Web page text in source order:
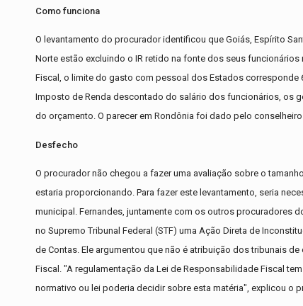
Como funciona
O levantamento do procurador identificou que Goiás, Espírito
Norte estão excluindo o IR retido na fonte dos seus
Fiscal, o limite do gasto com pessoal dos Estados
Imposto de Renda descontado do salário dos funcionários, os
do orçamento. O parecer em Rondônia foi dado pelo
Desfecho
O procurador não chegou a fazer uma avaliação sobre o
estaria proporcionando. Para fazer este levantamento, seria
municipal. Fernandes, juntamente com os outros procuradores
no Supremo Tribunal Federal (STF) uma Ação Direta de
de Contas. Ele argumentou que não é atribuição dos tribunais
Fiscal. "A regulamentação da Lei de Responsabilidade Fiscal
normativo ou lei poderia decidir sobre esta matéria", explicou o